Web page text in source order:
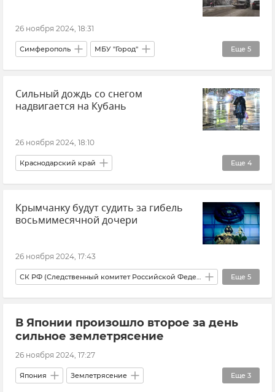
26 ноября 2024, 18:31
Еще 5
Симферополь МБУ "Город"
Новости Крыма Погода в Крыму
Крымская погода
Ситуация на дорогах Крыма
Сильный дождь со снегом
надвигается на Кубань
26 ноября 2024, 18:10
Еще 4
Краснодарский край
МЧС Краснодарского края
Штормовое предупреждение Погода
Крымчанку будут судить за гибель
восьмимесячной дочери
26 ноября 2024, 17:43
Еще 5
Раздольненский район Крыма
Новости Крыма Происшествия
Убийство Суд
В Японии произошло второе за день
сильное землетрясение
26 ноября 2024, 17:27
Еще 3
Япония Землетрясение